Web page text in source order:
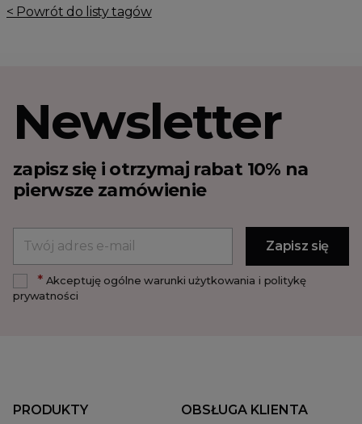
< Powrót do listy tagów
Newsletter
zapisz się i otrzymaj rabat 10% na
pierwsze zamówienie
*Akceptuję ogólne warunki użytkowania i politykę
prywatności
PRODUKTY OBSŁUGA KLIENTA